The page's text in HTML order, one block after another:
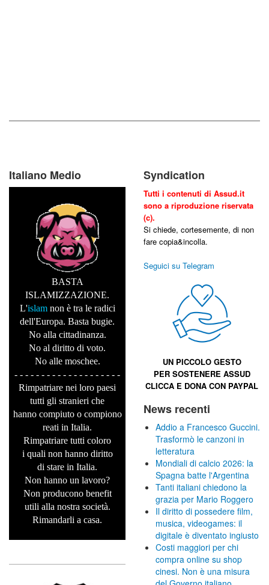
Italiano Medio
BASTA
ISLAMIZZAZIONE.
L'islam non è tra le radici
dell'Europa. Basta bugie.
No alla cittadinanza.
No al diritto di voto.
No alle moschee.
- - - - - - - - - - - - - - - - - - - -
Rimpatriare nei loro paesi
tutti gli stranieri che
hanno compiuto o compiono
reati in Italia.
Rimpatriare tutti coloro
i quali non hanno diritto
di stare in Italia.
Non hanno un lavoro?
Non producono benefit
utili alla nostra società.
Rimandarli a casa.
Syndication
Tutti i contenuti di Assud.it
sono a riproduzione riservata
(c).
Si chiede, cortesemente, di non
fare copia&incolla.
Seguici su Telegram
UN PICCOLO GESTO
PER SOSTENERE ASSUD
CLICCA E DONA CON PAYPAL
News recenti
Addio a Francesco Guccini.
Trasformò le canzoni in
letteratura
Mondiali di calcio 2026: la
Spagna batte l'Argentina
Tanti italiani chiedono la
grazia per Mario Roggero
Il diritto di possedere film,
musica, videogames: il
digitale è diventato ingiusto
Costi maggiori per chi
compra online su shop
cinesi. Non è una misura